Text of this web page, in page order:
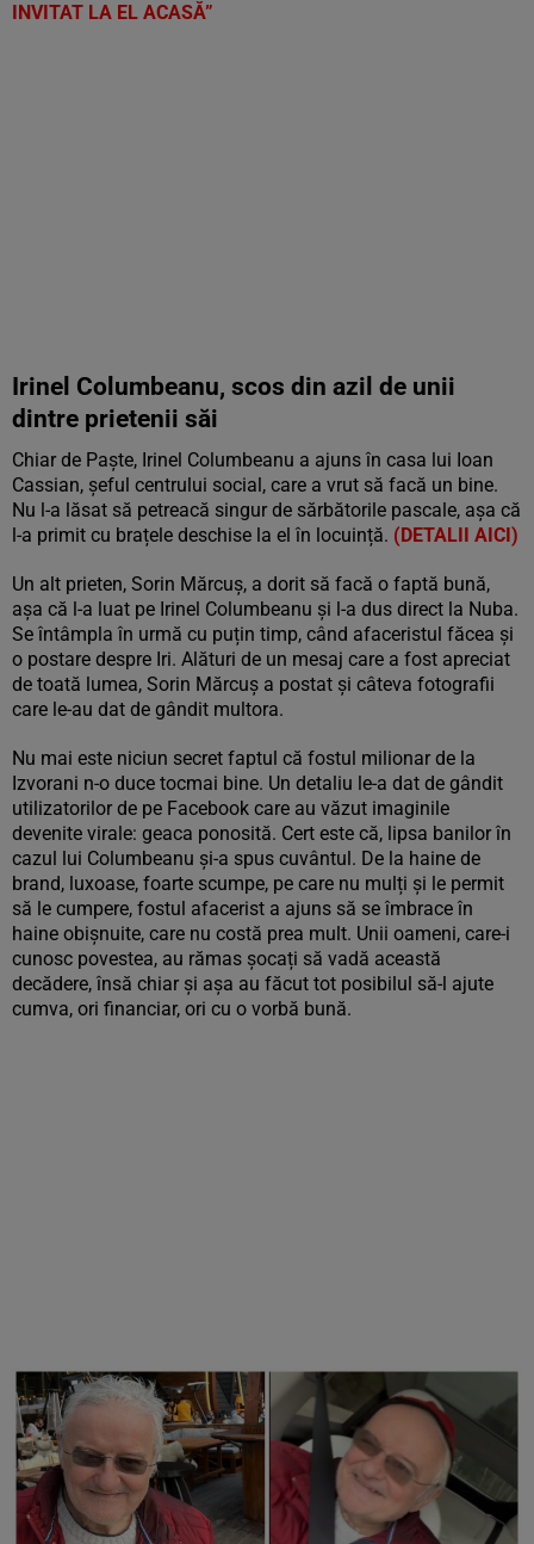
INVITAT LA EL ACASĂ”
Irinel Columbeanu, scos din azil de unii
dintre prietenii săi
Chiar de Paște, Irinel Columbeanu a ajuns în casa lui Ioan
Cassian, șeful centrului social, care a vrut să facă un bine.
Nu l-a lăsat să petreacă singur de sărbătorile pascale, așa că
l-a primit cu brațele deschise la el în locuință. (DETALII AICI)
Un alt prieten, Sorin Mărcuș, a dorit să facă o faptă bună,
așa că l-a luat pe Irinel Columbeanu și l-a dus direct la Nuba.
Se întâmpla în urmă cu puțin timp, când afaceristul făcea și
o postare despre Iri. Alături de un mesaj care a fost apreciat
de toată lumea, Sorin Mărcuș a postat și câteva fotografii
care le-au dat de gândit multora.
Nu mai este niciun secret faptul că fostul milionar de la
Izvorani n-o duce tocmai bine. Un detaliu le-a dat de gândit
utilizatorilor de pe Facebook care au văzut imaginile
devenite virale: geaca ponosită. Cert este că, lipsa banilor în
cazul lui Columbeanu și-a spus cuvântul. De la haine de
brand, luxoase, foarte scumpe, pe care nu mulți și le permit
să le cumpere, fostul afacerist a ajuns să se îmbrace în
haine obișnuite, care nu costă prea mult. Unii oameni, care-i
cunosc povestea, au rămas șocați să vadă această
decădere, însă chiar și așa au făcut tot posibilul să-l ajute
cumva, ori financiar, ori cu o vorbă bună.